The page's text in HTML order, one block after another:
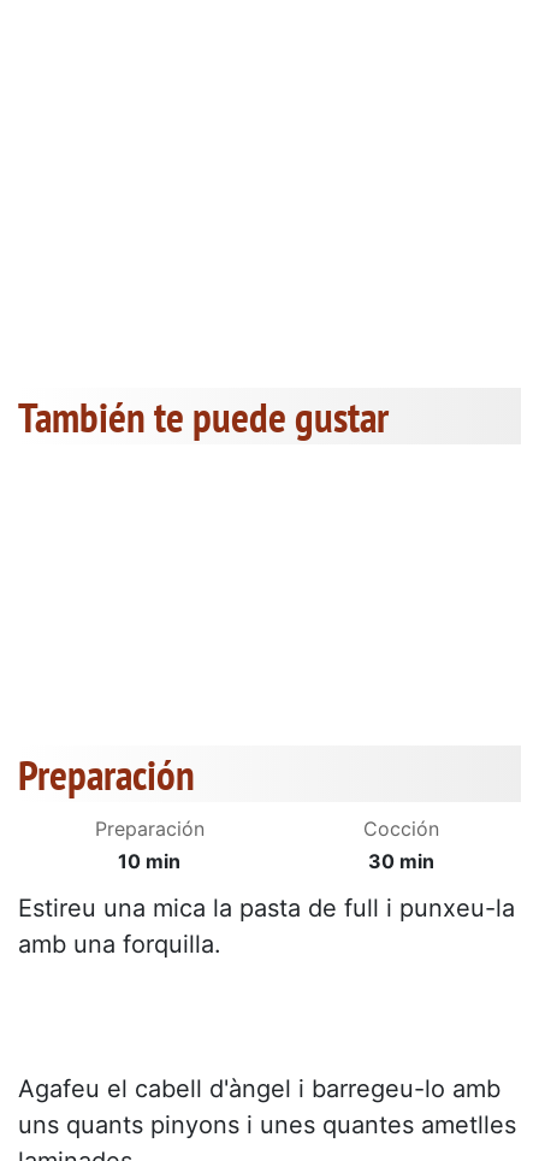
También te puede gustar
Preparación
Preparación
10 min
Cocción
30 min
Estireu una mica la pasta de full i punxeu-la
amb una forquilla.
Agafeu el cabell d'àngel i barregeu-lo amb
uns quants pinyons i unes quantes ametlles